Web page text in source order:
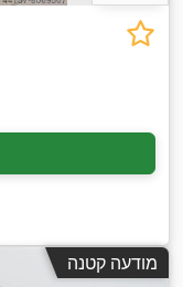
מודעה קטנה